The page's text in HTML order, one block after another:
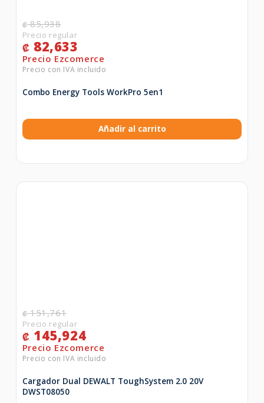
₡85,938
₡ 82,633
Combo Energy Tools WorkPro 5en1
Añadir al carrito
₡151,761
₡ 145,924
Cargador Dual DEWALT ToughSystem 2.0 20V
DWST08050